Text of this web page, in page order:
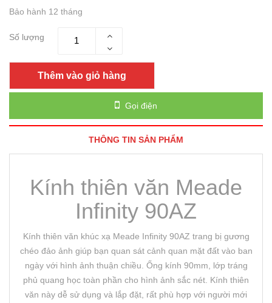
Bảo hành 12 tháng
Số lượng
Thêm vào giỏ hàng
Gọi điện
THÔNG TIN SẢN PHẨM
Kính thiên văn Meade
Infinity 90AZ
Kính thiên văn khúc xạ Meade Infinity 90AZ trang bị gương
chéo đảo ảnh giúp bạn quan sát cảnh quan mặt đất vào ban
ngày với hình ảnh thuận chiều. Ống kính 90mm, lớp tráng
phủ quang học toàn phần cho hình ảnh sắc nét. Kính thiên
văn này dễ sử dụng và lắp đặt, rất phù hợp với người mới